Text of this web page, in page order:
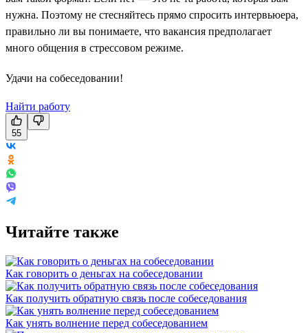
нужна. Поэтому не стесняйтесь прямо спросить интервьюера,
правильно ли вы понимаете, что вакансия предполагает
много общения в стрессовом режиме.
Удачи на собеседовании!
Найти работу
55
Читайте также
Как говорить о деньгах на собеседовании
Как получить обратную связь после собеседования
Как унять волнение перед собеседованием